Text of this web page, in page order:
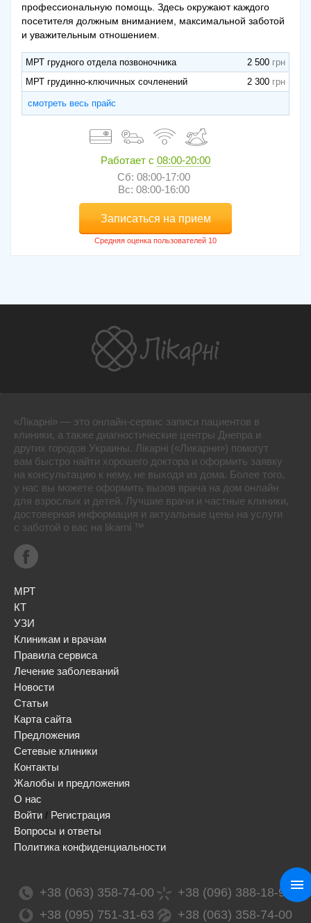
профессиональную помощь. Здесь окружают каждого
посетителя должным вниманием, максимальной заботой
и уважительным отношением.
МРТ грудного отдела позвоночника
2 500
МРТ грудинно-ключичных сочленений
2 300
смотреть весь прайс
Работает с 08:00-20:00
Сб: 08:00-17:00
Вс: 08:00-16:00
Записаться на прием
«Лікарні» — это онлайн-сервис записи пациентов в
клиники, а также диагностические центры Днепра и
других городов Украины. Лікарні («Ликарни») помогут
вам быстро найти хорошего доктора и оформить заявку
на консультацию к нему, не выходя из дома. Более того,
у нас вы можете оформить вызов врача на дом онлайн
для взрослых и детей. Лучшие врачи и частные клиники,
достоверная информация и актуальные цены на услуги
с заботой о вас на likarni ™
МРТ
КТ
УЗИ
Клиникам и врачам
Правила сервиса
Лечение заболеваний
Новости
Статьи
Карта сайта
Предложения
Сетевые клиники
Контакты
Жалобы и предложения
О нас
Войти / Регистрация
Вопросы и ответы
Политика конфиденциальности
+38 (063) 358-74-00
+38 (096) 388-18-99
+38 (095) 751-31-63
+38 (063) 358-74-00